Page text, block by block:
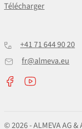
Télécharger
+41 71 644 90 20
fr@almeva.eu
© 2026 - ALMEVA AG &